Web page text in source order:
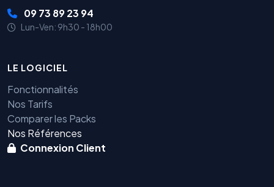
09 73 89 23 94
Lun-Ven: 9h30 - 18h00
LE LOGICIEL
Fonctionnalités
Nos Tarifs
Comparer les Packs
Nos Références
Connexion Client